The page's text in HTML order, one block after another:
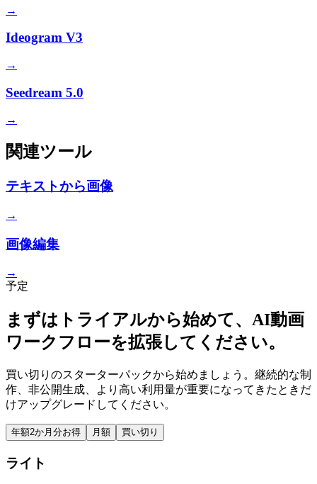
→
Ideogram V3
→
Seedream 5.0
→
関連ツール
テキストから画像
→
画像編集
→
予定
まずはトライアルから始めて、AI動画
ワークフローを拡張してください。
買い切りのスターターパックから始めましょう。継続的な制
作、非公開生成、より高い利用量が重要になってきたときだ
けアップグレードしてください。
年額2か月分お得 月額 買い切り
ライト